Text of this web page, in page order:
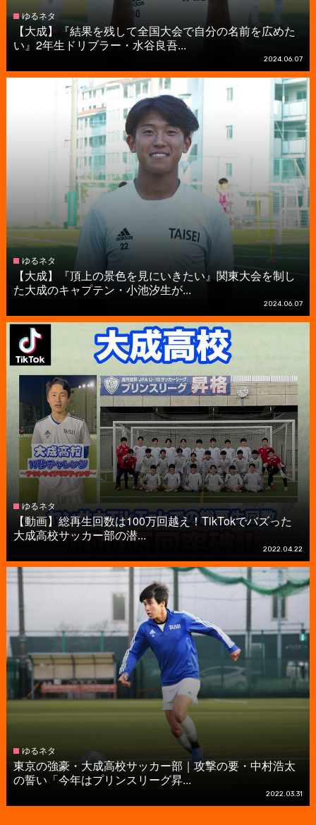
ゆるネタ
【大成】『結果を残して全国大会で自分の名前を広めた
い』2年生ドリブラー・水谷良吾...
2024.06.07
ゆるネタ
【大成】『頂上の景色を見にいきたい』関東大会を制し
た大成のキャプテン・小池汐生が...
2024.06.07
ゆるネタ
【動画】総再生回数は100万回越え！TikTokでバズった
大成高校サッカー部の潜...
2022.04.22
ゆるネタ
東京の強豪・大成高校サッカー部｜攻撃の要・中村浩太
の誓い「今年はプリンスリーグ昇...
2022.03.31